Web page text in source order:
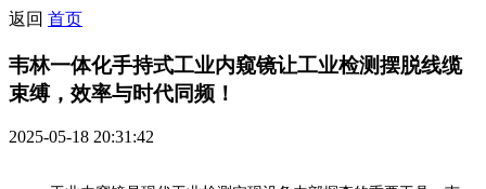
返回 首页
韦林一体化手持式工业内窥镜让工业检测摆脱线缆
束缚，效率与时代同频！
2025-05-18 20:31:42